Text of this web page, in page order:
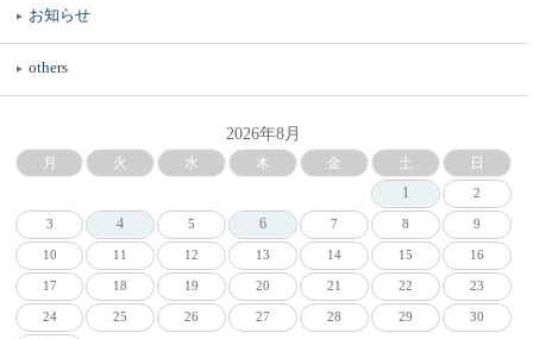
お知らせ
others
2026年8月
月 火 水 木 金 土
日
1
2
3 4 5 6 7 8 9
10 11 12 13 14 15 16
17 18 19 20 21 22 23
24 25 26 27 28 29 30